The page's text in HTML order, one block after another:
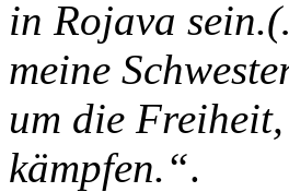
in Rojava
meine
um die
kämpfen.“.